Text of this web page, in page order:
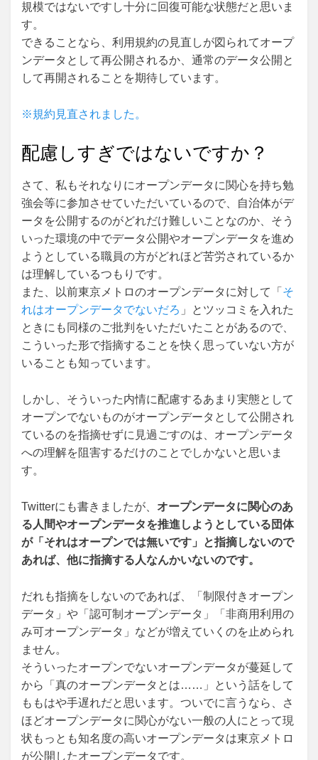
規模ではないですし十分に回復可能な状態だと思いま
す。
できることなら、利用規約の見直しが図られてオープ
ンデータとして再公開されるか、通常のデータ公開と
して再開されることを期待しています。
※規約見直されました。
配慮しすぎではないですか？
さて、私もそれなりにオープンデータに関心を持ち勉
強会等に参加させていただいているので、自治体がデ
ータを公開するのがどれだけ難しいことなのか、そう
いった環境の中でデータ公開やオープンデータを進め
ようとしている職員の方がどれほど苦労されているか
は理解しているつもりです。
また、以前東京メトロのオープンデータに対して「 そ
れはオープンデータでないだろ 」とツッコミを入れた
ときにも同様のご批判をいただいたことがあるので、
こういった形で指摘することを快く思っていない方が
いることも知っています。
しかし、そういった内情に配慮するあまり実態として
オープンでないものがオープンデータとして公開され
ているのを指摘せずに見過ごすのは、オープンデータ
への理解を阻害するだけのことでしかないと思いま
す。
Twitterにも書きましたが、 オープンデータに関心のあ
る人間やオープンデータを推進しようとしている団体
が「それはオープンでは無いです」と指摘しないので
あれば、他に指摘する人なんかいないのです。
だれも指摘をしないのであれば、「制限付きオープン
データ」や「認可制オープンデータ」「非商用利用の
み可オープンデータ」などが増えていくのを止められ
ません。
そういったオープンでないオープンデータが蔓延して
から「真のオープンデータとは……」という話をして
ももはや手遅れだと思います。ついでに言うなら、さ
ほどオープンデータに関心がない一般の人にとって現
状もっとも知名度の高いオープンデータは東京メトロ
が公開したオープンデータです。